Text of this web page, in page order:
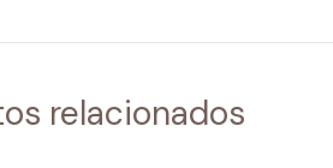
relacionados